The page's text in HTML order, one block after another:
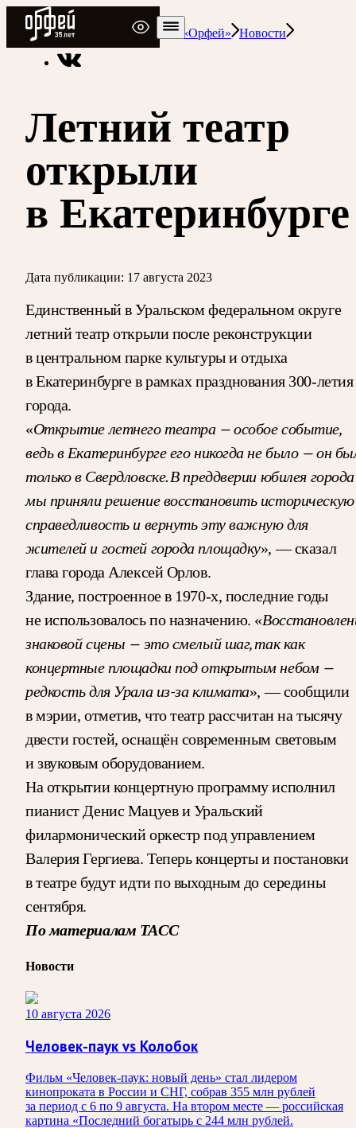
Радио Орфей
Радио классической музыки «Орфей»
Новости
Летний театр
открыли
в Екатеринбурге
Дата публикации: 17 августа 2023
Единственный в Уральском федеральном округе
летний театр открыли после реконструкции
в центральном парке культуры и отдыха
в Екатеринбурге в рамках празднования 300-летия
города.
«Открытие летнего театра — особое событие,
ведь в Екатеринбурге его никогда не было — он
только в Свердловске. В преддверии юбилея города
мы приняли решение восстановить историческую
справедливость и вернуть эту важную для
жителей и гостей города площадку», — сказал
глава города Алексей Орлов.
Здание, построенное в 1970-х, последние годы
не использовалось по назначению. «
знаковой сцены — это смелый шаг, так как
концертные площадки под открытым небом —
редкость для Урала из-за климата», — сообщили
в мэрии, отметив, что театр рассчитан на тысячу
двести гостей, оснащён современным световым
и звуковым оборудованием.
На открытии концертную программу исполнил
пианист Денис Мацуев и Уральский
филармонический оркестр под управлением
Валерия Гергиева. Теперь концерты и постановки
в театре будут идти по выходным до середины
сентября.
По материалам ТАСС
Новости
10 августа 2026
Человек-паук vs Колобок
Фильм «Человек-паук: новый день» стал лидером
кинопроката в России и СНГ, собрав 355 млн рублей
за период с 6 по 9 августа. На втором месте — российская
картина «Последний богатырь с 244 млн рублей.